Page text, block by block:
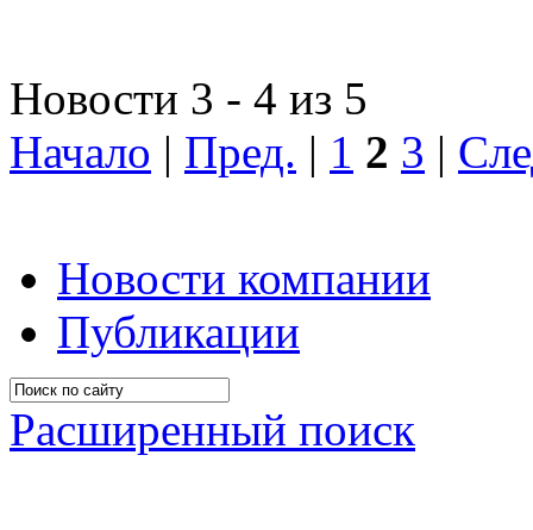
Новости 3 - 4 из 5
Начало | Пред. | 1 2 3 |
Новости компании
Публикации
Расширенный поиск